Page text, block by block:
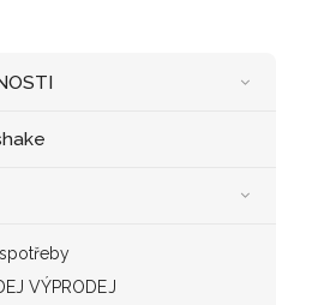
VÝPRODEJ